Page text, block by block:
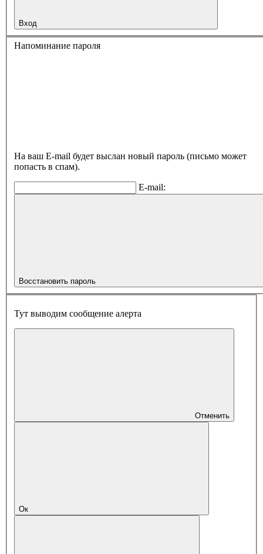
Вход
Напоминание пароля
На ваш E-mail будет выслан новый пароль (письмо может
попасть в спам).
E-mail:
Восстановить пароль
Тут выводим сообщение алерта
Отменить
Ок